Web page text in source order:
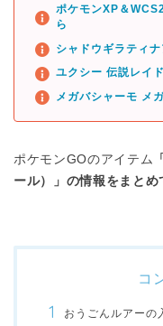
ポケモンXP＆
ら
シャドウギラティ
ユクシー 伝説レイ
メガバシャーモ メ
ポケモンGOのアイテム
ール）」の情報をまとめ
コ
おうごんルアーの